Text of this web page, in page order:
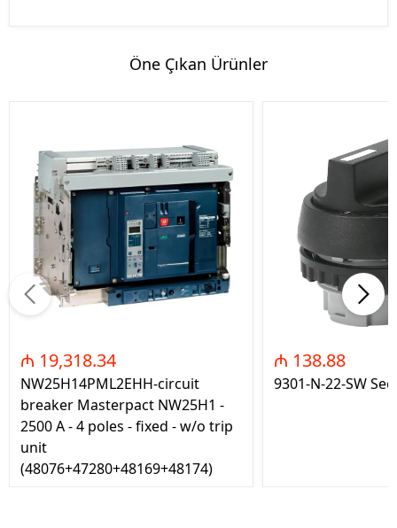
Öne Çıkan Ürünler
₼ 19,318.34
NW25H14PML2EHH-circuit
breaker Masterpact NW25H1 -
2500 A - 4 poles - fixed - w/o trip
unit
(48076+47280+48169+48174)
₼ 138.88
9301-N-22-SW